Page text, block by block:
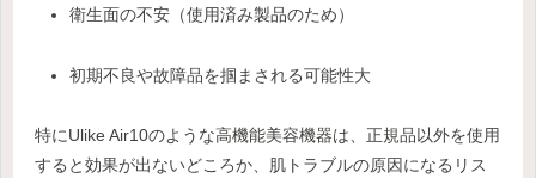
衛生面の不安（使用済み製品のため）
初期不良や故障品を掴まされる可能性大
特にUlike Air10のような高機能美容機器は、正規品以外を使用
すると効果が出ないどころか、肌トラブルの原因になるリス